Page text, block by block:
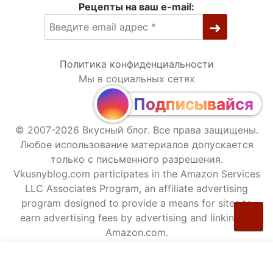
Рецепты на ваш e-mail:
Политика конфиденциальности
Мы в социальных сетях
Подписывайся
© 2007-2026 Вкусный блог. Все права защищены.
Любое использование материалов допускается
только с письменного разрешения.
Vkusnyblog.com participates in the Amazon Services
LLC Associates Program, an affiliate advertising
program designed to provide a means for sites to
earn advertising fees by advertising and linking to
Amazon.com.